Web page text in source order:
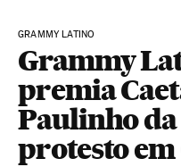
GRAMMY LATINO
Grammy
premia
Paulinho
protesto em